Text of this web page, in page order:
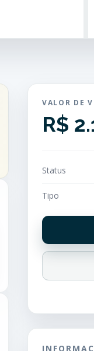
VALOR DE
R$
Status
Tipo